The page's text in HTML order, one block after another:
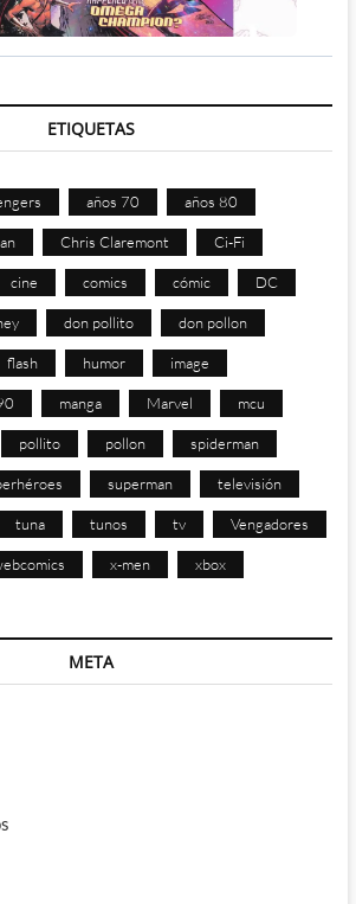
ETIQUETAS
años 70 años 80
Chris Claremont Ci-Fi
cine comics cómic DC
don pollito don pollon
flash humor image
manga Marvel mcu
pollito pollon spiderman
superman televisión
tuna tunos tv Vengadores
x-men xbox
META